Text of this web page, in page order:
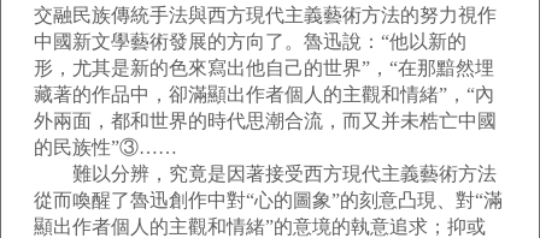
交融民族傳統手法與西方現代主義藝術方法的努力視作
中國新文學藝術發展的方向了。魯迅說：“他以新的
形，尤其是新的色來寫出他自己的世界”，“在那黯然埋
藏著的作品中，卻滿顯出作者個人的主觀和情緒”，“內
外兩面，都和世界的時代思潮合流，而又并未梏亡中國
的民族性”③……
難以分辨，究竟是因著接受西方現代主義藝術方法
從而喚醒了魯迅創作中對“心的圖象”的刻意凸現、對“滿
顯出作者個人的主觀和情緒”的意境的執意追求；抑或